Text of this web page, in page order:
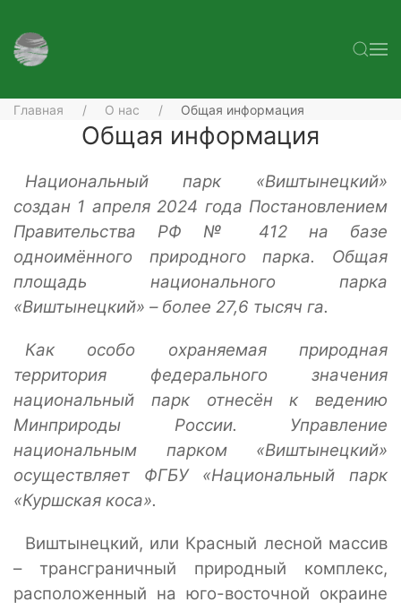
Главная О нас Общая информация
Общая информация
Национальный парк «Виштынецкий»
создан 1 апреля 2024 года Постановлением
Правительства РФ № 412 на базе
одноимённого природного парка. Общая
площадь национального парка
«Виштынецкий» – более 27,6 тысяч га.
Как особо охраняемая природная
территория федерального значения
национальный парк отнесён к ведению
Минприроды России. Управление
национальным парком «Виштынецкий»
осуществляет ФГБУ «Национальный парк
«Куршская коса».
Виштынецкий, или Красный лесной массив
– трансграничный природный комплекс,
расположенный на юго-восточной окраине